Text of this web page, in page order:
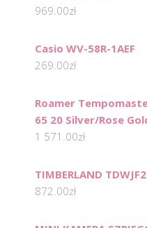
969.00zł
Casio WV-58R-1AEF
269.00zł
Roamer
65 20 Silver/Rose
1 571.00zł
TIMBERLAND
872.00zł